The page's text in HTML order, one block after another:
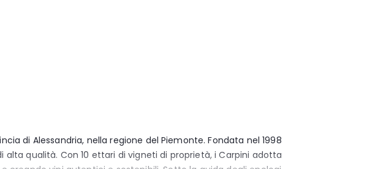
di Alessandria, nella regione del Piemonte. Fondata nel 1998
qualità. Con 10 ettari di vigneti di proprietà, i Carpini adotta